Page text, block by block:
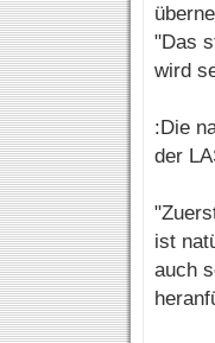
"Das
wird
:Die
der
ist
auch